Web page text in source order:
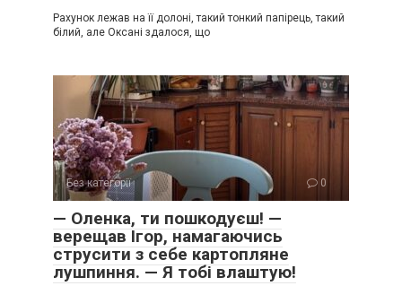
Рахунок лежав на її долоні, такий тонкий папірець, такий
білий, але Оксані здалося, що
Без категорії 0
— Оленка, ти пошкодуєш! —
верещав Ігор, намагаючись
струсити з себе картопляне
лушпиння. — Я тобі влаштую!